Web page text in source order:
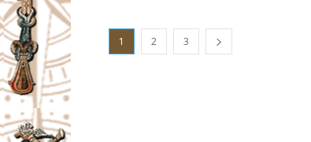
1 2 3